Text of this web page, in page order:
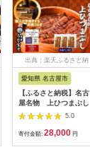
出典：楽天ふるさと納
愛知県 名古屋市
【ふるさと納税】名古
屋名物 上ひつまぶし
5.0
寄付金額: 28,000 円